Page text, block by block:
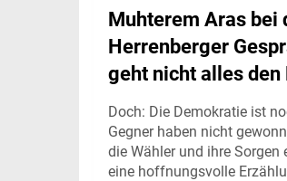
Muhterem Aras bei
Herrenberger
geht nicht alles den
Doch: Die Demokratie ist
Gegner haben nicht
die Wähler und ihre Sorgen
eine hoffnungsvolle